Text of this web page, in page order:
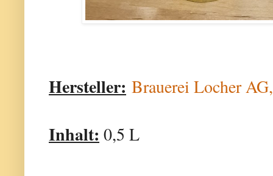
Hersteller: Brauerei Locher
Inhalt: 0,5 L